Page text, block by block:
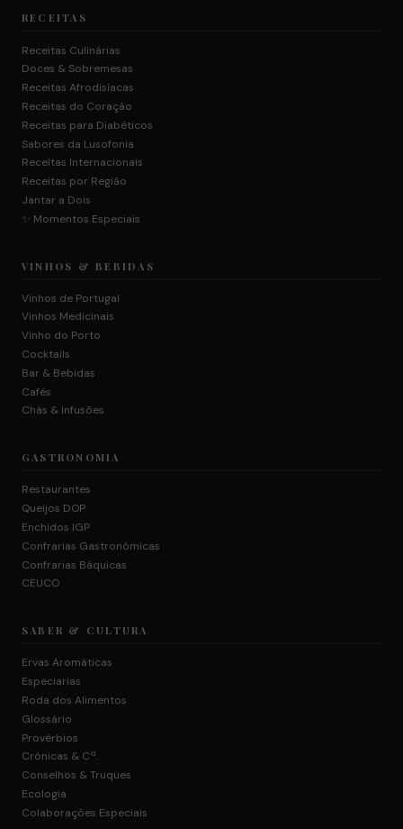
RECEITAS
Receitas Culinárias
Doces & Sobremesas
Receitas Afrodisíacas
Receitas do Coração
Receitas para Diabéticos
Sabores da Lusofonia
Receitas Internacionais
Receitas por Região
Jantar a Dois
✨ Momentos Especiais
VINHOS & BEBIDAS
Vinhos de Portugal
Vinhos Medicinais
Vinho do Porto
Cocktails
Bar & Bebidas
Cafés
Chás & Infusões
GASTRONOMIA
Restaurantes
Queijos DOP
Enchidos IGP
Confrarias Gastronómicas
Confrarias Báquicas
CEUCO
SABER & CULTURA
Ervas Aromáticas
Especiarias
Roda dos Alimentos
Glossário
Provérbios
Crónicas & Cª.
Conselhos & Truques
Ecologia
Colaborações Especiais